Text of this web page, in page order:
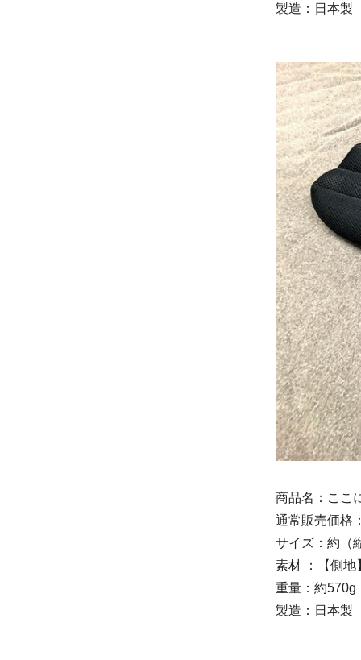
製造：日本製
商品名：ここ
通常販売価格
サイズ：約（
素材 ：【側地
重量：約570g
製造：日本製